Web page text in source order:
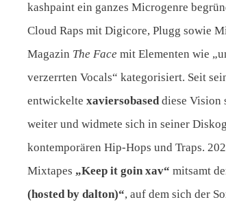
kashpaint ein ganzes Microgenre
Cloud Raps mit Digicore, Plugg sowie
Magazin The Face mit Elementen wie
verzerrten Vocals“ kategorisiert. Seit
entwickelte xaviersobaseddiese Vision
weiter und widmete sich in seiner
kontemporären Hip-Hops und Traps.
Mixtapes „Keep it goin xav“ mitsamt
(hosted by dalton)“, auf dem sich der